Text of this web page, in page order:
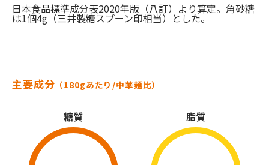
日本食品標準成分表2020年版（八訂）より算定。角砂糖
は1個4g（三井製糖スプーン印相当）とした。
主要成分 （180gあたり/中華麺比）
糖質 脂質